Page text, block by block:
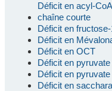
Déficit en acyl-
chaîne courte
Déficit en
Déficit en
Déficit en OCT
Déficit en
Déficit en
Déficit en